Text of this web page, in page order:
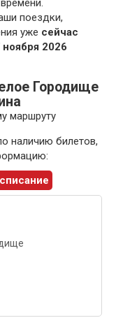
поездки,
уже сейчас
2026
Городище
маршруту
наличию билетов,